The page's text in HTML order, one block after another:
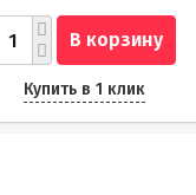
В корзину
Купить в 1 клик